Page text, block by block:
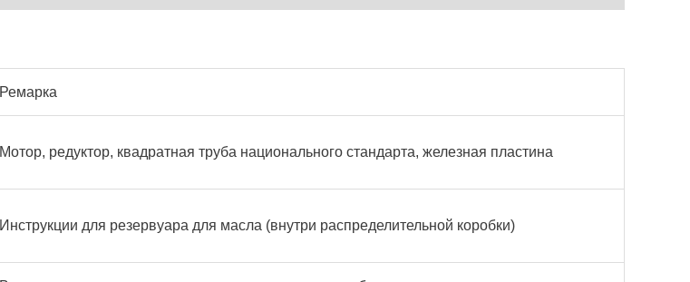
Ремарка
Мотор, редуктор, квадратная труба национального стандарта, железная пластина
Инструкции для резервуара для масла (внутри распределительной коробки)